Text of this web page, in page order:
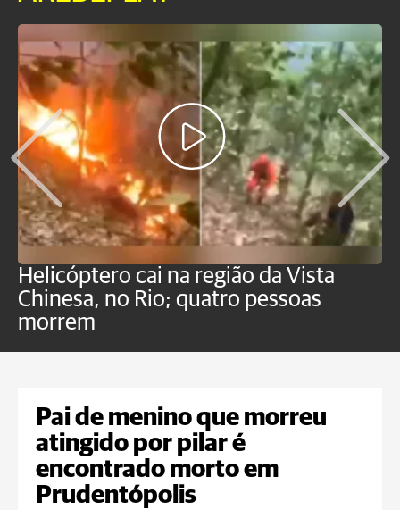
Helicóptero cai na região da Vista
Chinesa, no Rio; quatro pessoas
morrem
Pai de menino que morreu
atingido por pilar é
encontrado morto em
Prudentópolis